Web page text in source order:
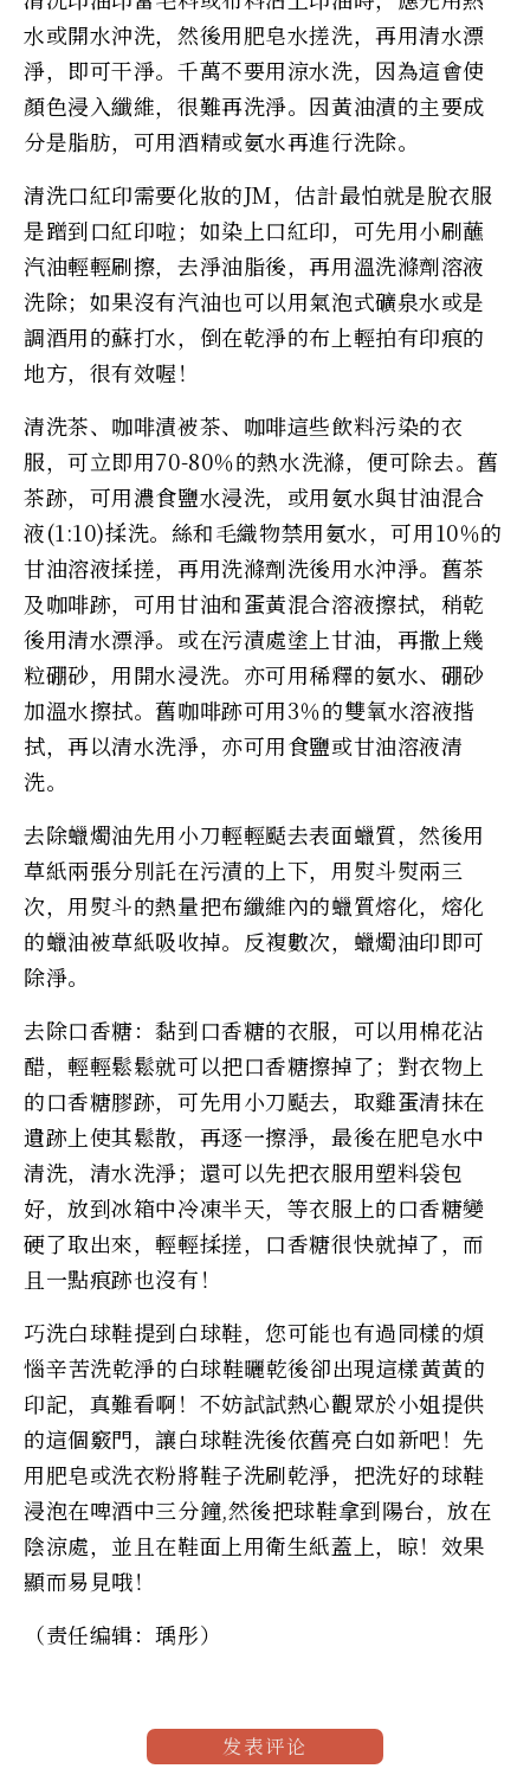
水或開水沖洗，然後用肥皂水搓洗，再用清水漂
淨，即可干淨。千萬不要用涼水洗，因為這會使
顏色浸入纖維，很難再洗淨。因黃油漬的主要成
分是脂肪，可用酒精或氨水再進行洗除。
清洗口紅印需要化妝的JM，估計最怕就是脫衣服
是蹭到口紅印啦；如染上口紅印，可先用小刷蘸
汽油輕輕刷擦，去淨油脂後，再用溫洗滌劑溶液
洗除；如果沒有汽油也可以用氣泡式礦泉水或是
調酒用的蘇打水，倒在乾淨的布上輕拍有印痕的
地方，很有效喔！
清洗茶、咖啡漬被茶、咖啡這些飲料污染的衣
服，可立即用70-80％的熱水洗滌，便可除去。舊
茶跡，可用濃食鹽水浸洗，或用氨水與甘油混合
液(1:10)揉洗。絲和毛織物禁用氨水，可用10％的
甘油溶液揉搓，再用洗滌劑洗後用水沖淨。舊茶
及咖啡跡，可用甘油和蛋黃混合溶液擦拭，稍乾
後用清水漂淨。或在污漬處塗上甘油，再撒上幾
粒硼砂，用開水浸洗。亦可用稀釋的氨水、硼砂
加溫水擦拭。舊咖啡跡可用3％的雙氧水溶液揩
拭，再以清水洗淨，亦可用食鹽或甘油溶液清
洗。
去除蠟燭油先用小刀輕輕颳去表面蠟質，然後用
草紙兩張分別託在污漬的上下，用熨斗熨兩三
次，用熨斗的熱量把布纖維內的蠟質熔化，熔化
的蠟油被草紙吸收掉。反複數次，蠟燭油印即可
除淨。
去除口香糖：黏到口香糖的衣服，可以用棉花沾
醋，輕輕鬆鬆就可以把口香糖擦掉了；對衣物上
的口香糖膠跡，可先用小刀颳去，取雞蛋清抹在
遺跡上使其鬆散，再逐一擦淨，最後在肥皂水中
清洗，清水洗淨；還可以先把衣服用塑料袋包
好，放到冰箱中冷凍半天，等衣服上的口香糖變
硬了取出來，輕輕揉搓，口香糖很快就掉了，而
且一點痕跡也沒有！
巧洗白球鞋提到白球鞋，您可能也有過同樣的煩
惱――辛苦洗乾淨的白球鞋曬乾後卻出現這樣黃黃的
印記，真難看啊！不妨試試熱心觀眾於小姐提供
的這個竅門，讓白球鞋洗後依舊亮白如新吧！先
用肥皂或洗衣粉將鞋子洗刷乾淨，把洗好的球鞋
浸泡在啤酒中三分鐘,然後把球鞋拿到陽台，放在
陰涼處，並且在鞋面上用衛生紙蓋上，晾！效果
顯而易見哦！
（责任编辑：瑀彤）
发表评论